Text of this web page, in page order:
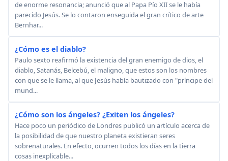
de enorme resonancia; anunció que al Papa Pío XII se le había
parecido Jesús. Se lo contaron enseguida el gran crítico de arte
Bernhar...
¿Cómo es el diablo?
Paulo sexto reafirmó la existencia del gran enemigo de dios, el
diablo, Satanás, Belcebú, el maligno, que estos son los nombres
con que se le llama, al que Jesús había bautizado con "príncipe del
mund...
¿Cómo son los ángeles? ¿Exiten los ángeles?
Hace poco un periódico de Londres publicó un artículo acerca de
la posibilidad de que nuestro planeta existieran seres
sobrenaturales. En efecto, ocurren todos los días en la tierra
cosas inexplicable...